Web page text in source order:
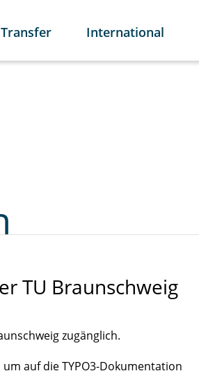
Transfer International
TU Braunschweig
zugänglich.
auf die TYPO3-Dokumentation